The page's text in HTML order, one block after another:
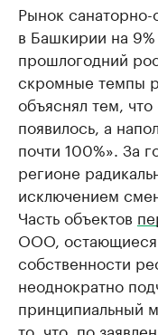
Рынок
в Башкирии на
прошлогодний
скромные темпы
объяснял тем,
появилось, а
почти 100%». За
регионе
исключением
Часть объектов
ООО, остающиеся
собственности
неоднократно
принципиальный
то, что, по